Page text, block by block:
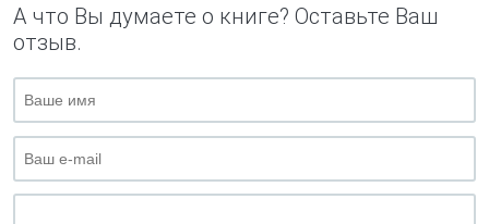
А что Вы думаете о книге? Оставьте Ваш
отзыв.